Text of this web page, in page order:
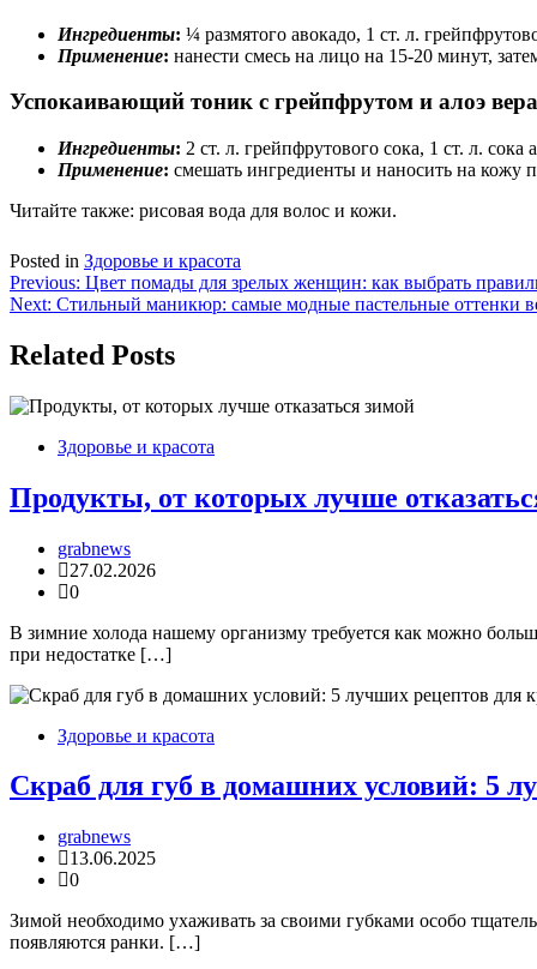
Ингредиенты: ¼ размятого авокадо, 1 ст. л.
Применение: нанести смесь на лицо на 15-20 минут,
Успокаивающий тоник с грейпфрутом и алоэ вера
Ингредиенты: 2 ст. л. грейпфрутового сока, 1 ст. л. сока
Применение: смешать ингредиенты и наносить на кожу
Читайте также: рисовая вода для волос и кожи.
Posted in Здоровье и красота
Навигация
по
записям
Previous: Цвет помады для зрелых женщин: как выбрать
Next: Стильный маникюр: самые модные пастельные оттенки
Related Posts
Здоровье и красота
Продукты, от которых лучше
grabnews
27.02.2026
0
В зимние холода нашему организму требуется как можно
при недостатке […]
Здоровье и красота
Скраб для губ в домашних условий: 5
grabnews
13.06.2025
0
Зимой необходимо ухаживать за своими губками особо
появляются ранки. […]